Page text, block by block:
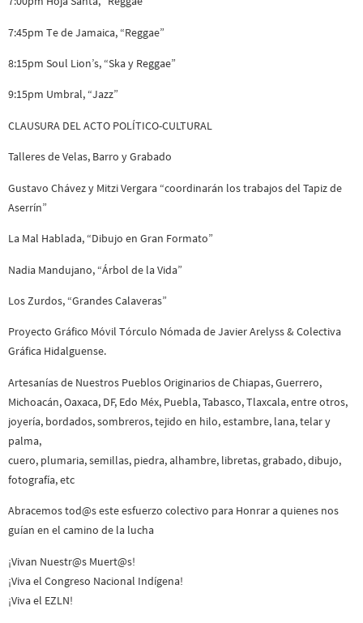
7:45pm Te de Jamaica, “Reggae”
8:15pm Soul Lion’s, “Ska y Reggae”
9:15pm Umbral, “Jazz”
CLAUSURA DEL ACTO POLÍTICO-CULTURAL
Talleres de Velas, Barro y Grabado
Gustavo Chávez y Mitzi Vergara “coordinarán los trabajos del Tapiz de
Aserrín”
La Mal Hablada, “Dibujo en Gran Formato”
Nadia Mandujano, “Árbol de la Vida”
Los Zurdos, “Grandes Calaveras”
Proyecto Gráfico Móvil Tórculo Nómada de Javier Arelyss & Colectiva
Gráfica Hidalguense.
Artesanías de Nuestros Pueblos Originarios de Chiapas, Guerrero,
Michoacán, Oaxaca, DF, Edo Méx, Puebla, Tabasco, Tlaxcala, entre otros,
joyería, bordados, sombreros, tejido en hilo, estambre, lana, telar y
palma,
cuero, plumaria, semillas, piedra, alhambre, libretas, grabado, dibujo,
fotografía, etc
Abracemos tod@s este esfuerzo colectivo para Honrar a quienes nos
guían en el camino de la lucha
¡Vivan Nuestr@s Muert@s!
¡Viva el Congreso Nacional Indígena!
¡Viva el EZLN!